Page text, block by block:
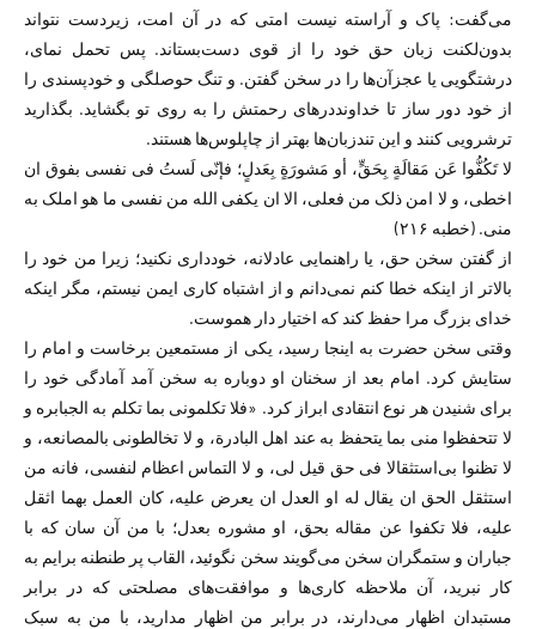
می‌گفت: پاک و آراسته نیست امتی که در آن امت، زیردست نتواند
بدون‌لکنت زبان حق خود را از قوی دست‌بستاند. پس تحمل نمای،
درشتگویی یا عجزآن‌ها را در سخن گفتن. و تنگ حوصلگی و خودپسندی را
از خود دور ساز تا خداونددرهای رحمتش را به روی تو بگشاید. بگذارید
ترشرویی کنند و این تندزبان‌ها بهتر از چاپلوس‌ها هستند.
لا تَکُفُّوا عَن مَقالَةٍ بِحَقٍّ، أو مَشورَةٍ بِعَدلٍ؛ فإنّی لَستُ فی نفسی بفوق ان
اخطی، و لا امن ذلک من فعلی، الا ان یکفی الله من نفسی ما هو املک به
منی. (خطبه ۲۱۶)
از گفتن سخن حق، یا راهنمایی عادلانه، خودداری نکنید؛ زیرا من خود را
بالا‌تر از اینکه خطا کنم نمی‌دانم و از اشتباه کاری ایمن نیستم، مگر اینکه
خدای بزرگ مرا حفظ کند که اختیار دار هموست.
وقتی سخن حضرت به اینجا رسید، یکی از مستمعین برخاست و امام را
ستایش کرد. امام بعد از سخنان او دوباره به سخن آمد آمادگی خود را
برای شنیدن هر نوع انتقادی ابراز کرد. «فلا تکلمونی بما تکلم به الجبابره و
لا تتحفظوا منی بما یتحفظ به عند اهل البادرة، و لا تخالطونی بالمصانعه، و
لا تظنوا بی‌استثقالا فی حق قیل لی، و لا التماس اعظام لنفسی، فانه من
استثقل الحق ان یقال له او العدل ان یعرض علیه، کان العمل بهما اثقل
علیه، فلا تکفوا عن مقاله بحق، او مشوره بعدل؛ با من آن سان که با
جباران و ستمگران سخن می‌گویند سخن نگوئید، القاب پر طنطنه برایم به
کار نبرید، آن ملاحظه کاری‌ها و موافقت‌های مصلحتی که در برابر
مستبدان اظهار می‌دارند، در برابر من اظهار مدارید، با من به سبک